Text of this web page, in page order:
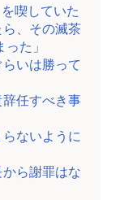
喫していた
、その滅茶
た」
いは勝って
任すべき事
ないように
ら謝罪はな